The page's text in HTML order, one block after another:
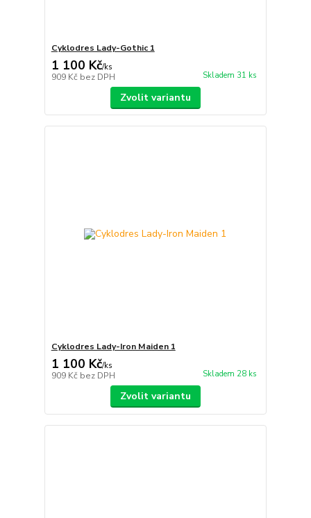
Cyklodres Lady-Gothic 1
1 100 Kč/ks
909 Kč bez DPH Skladem 31 ks
Zvolit variantu
Cyklodres Lady-Iron Maiden 1
1 100 Kč/ks
909 Kč bez DPH Skladem 28 ks
Zvolit variantu